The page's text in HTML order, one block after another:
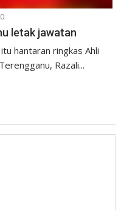
0
letak jawatan
hantaran ringkas Ahli
Razali...